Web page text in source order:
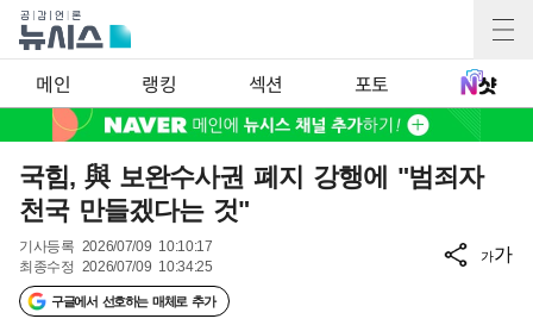
메인 랭킹 섹션 포토
국힘, 與 보완수사권 폐지 강행에 "범죄자
천국 만들겠다는 것"
기사등록 2026/07/09 10:10:17
최종수정 2026/07/09 10:34:25
구글에서 선호하는 매체로 추가
가가